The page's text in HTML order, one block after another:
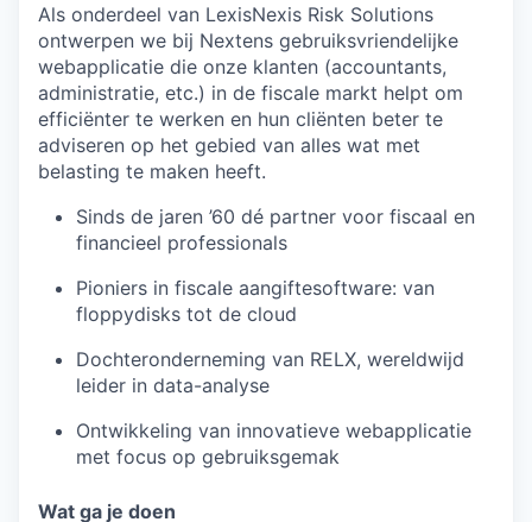
Als onderdeel van LexisNexis Risk Solutions
ontwerpen we bij Nextens gebruiksvriendelijke
webapplicatie die onze klanten (accountants,
administratie, etc.) in de fiscale markt helpt om
efficiënter te werken en hun cliënten beter te
adviseren op het gebied van alles wat met
belasting te maken heeft.
Sinds de jaren ’60 dé partner voor fiscaal en
financieel professionals
Pioniers in fiscale aangiftesoftware: van
floppydisks tot de cloud
Dochteronderneming van RELX, wereldwijd
leider in data-analyse
Ontwikkeling van innovatieve webapplicatie
met focus op gebruiksgemak
Wat ga je doen